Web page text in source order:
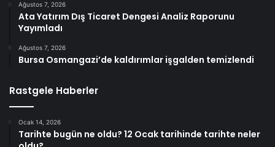
Ağustos 7, 2026
Ata Yatırım Dış Ticaret Dengesi Analiz Raporunu
Yayımladı
Ağustos 7, 2026
Bursa Osmangazi’de kaldırımlar işgalden temizlendi
Rastgele Haberler
Ocak 14, 2026
Tarihte bugün ne oldu? 12 Ocak tarihinde tarihte neler